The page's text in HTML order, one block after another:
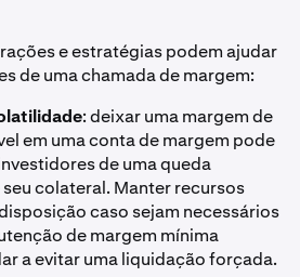
e estratégias podem ajudar
de uma chamada de margem:
: deixar uma margem de
em uma conta de margem pode
de uma queda
colateral. Manter recursos
caso sejam necessários
de margem mínima
a evitar uma liquidação forçada.